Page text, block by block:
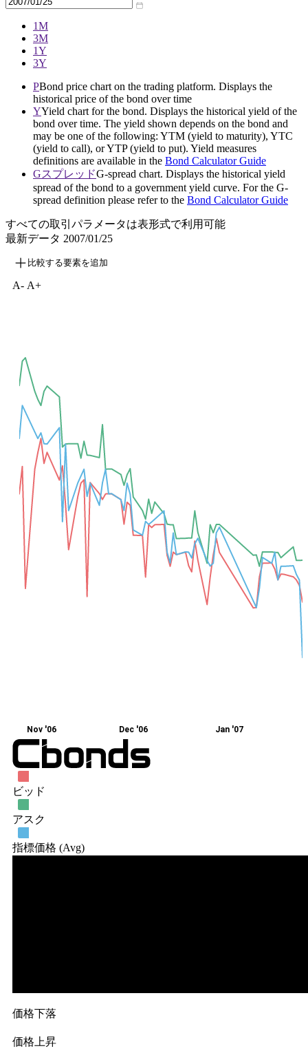
1M
3M
1Y
3Y
PBond price chart on the trading platform. Displays the
historical price of the bond over time
YYield chart for the bond. Displays the historical yield of the
bond over time. The yield shown depends on the bond and
may be one of the following: YTM (yield to maturity), YTC
(yield to call), or YTP (yield to put). Yield measures
definitions are available in the Bond Calculator Guide
GスプレッドG-spread chart. Displays the historical yield
spread of the bond to a government yield curve. For the G-
spread definition please refer to the Bond Calculator Guide
すべての取引パラメータは表形式で利用可能
最新データ 2007/01/25
比較する要素を追加